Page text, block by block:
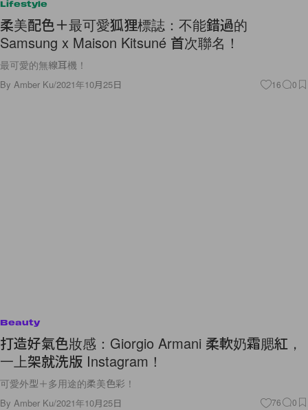
Lifestyle
柔美配色＋最可愛狐狸標誌：不能錯過的
Samsung x Maison Kitsuné 首次聯名！
最可愛的無線耳機！
By Amber Ku/2021年10月25日 16 0
Beauty
打造好氣色妝感：Giorgio Armani 柔軟奶霜腮紅，
一上架就洗版 Instagram！
可愛外型＋多用途的柔美色彩！
By Amber Ku/2021年10月25日 76 0